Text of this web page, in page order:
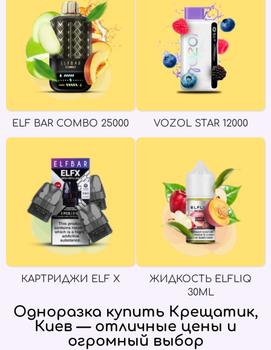
ELF BAR COMBO 25000 VOZOL STAR 12000
КАРТРИДЖИ ELF X
ЖИДКОСТЬ ELFLIQ
30ML
Одноразка купить Крещатик,
Киев — отличные цены и
огромный выбор